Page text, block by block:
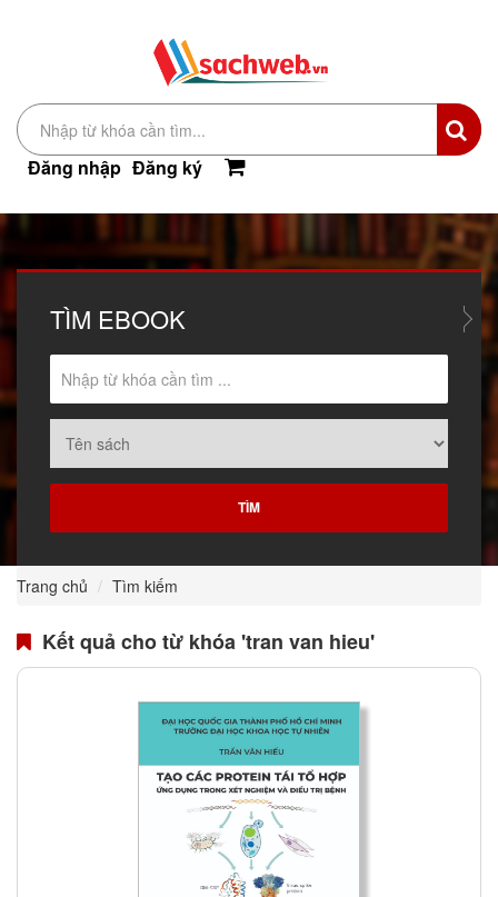
Đăng nhập Đăng ký
TÌM EBOOK
Trang chủ Tìm kiếm
Kết quả cho từ khóa 'tran van hieu'